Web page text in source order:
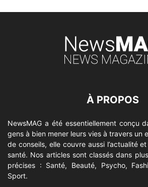
À PROPOS
NewsMAG a été essentiellement conçu
gens à bien mener leurs vies à travers un
de conseils, elle couvre aussi l’actualité
santé. Nos articles sont classés dans
précises : Santé, Beauté, Psycho,
Sport.